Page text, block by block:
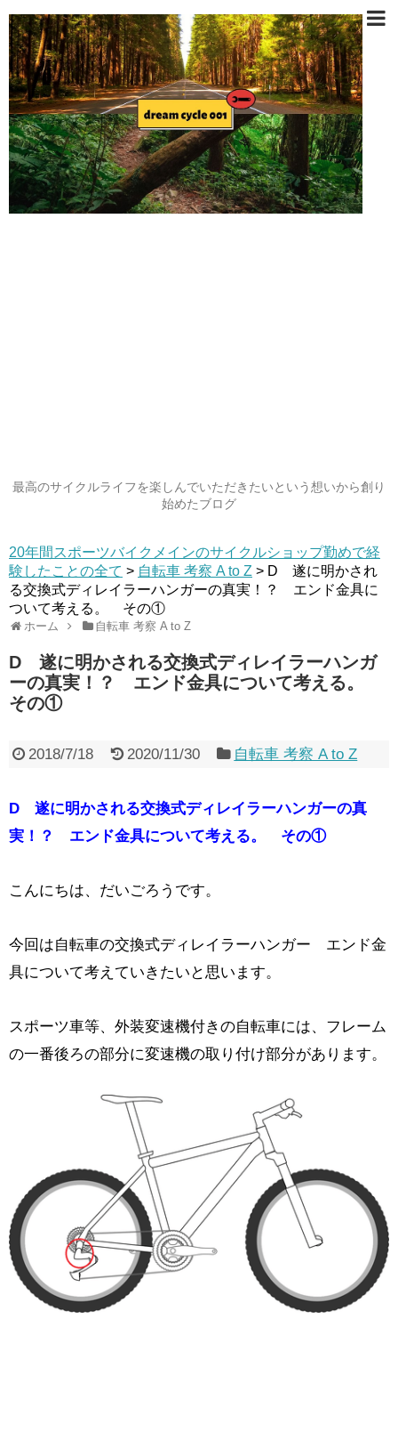
最高のサイクルライフを楽しんでいただきたいという想いから創り
始めたブログ
20年間スポーツバイクメインのサイクルショップ勤めで経
験したことの全て > 自転車 考察 A to Z > D 遂に明かされ
る交換式ディレイラーハンガーの真実！？ エンド金具に
ついて考える。 その①
ホーム 自転車 考察 A to Z
D 遂に明かされる交換式ディレイラーハンガ
ーの真実！？ エンド金具について考える。
その①
2018/7/18 2020/11/30 自転車 考察 A to Z
D 遂に明かされる交換式ディレイラーハンガーの真
実！？ エンド金具について考える。 その①
こんにちは、だいごろうです。
今回は自転車の交換式ディレイラーハンガー エンド金
具について考えていきたいと思います。
スポーツ車等、外装変速機付きの自転車には、フレーム
の一番後ろの部分に変速機の取り付け部分があります。